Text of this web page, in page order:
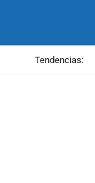
Tendencias: